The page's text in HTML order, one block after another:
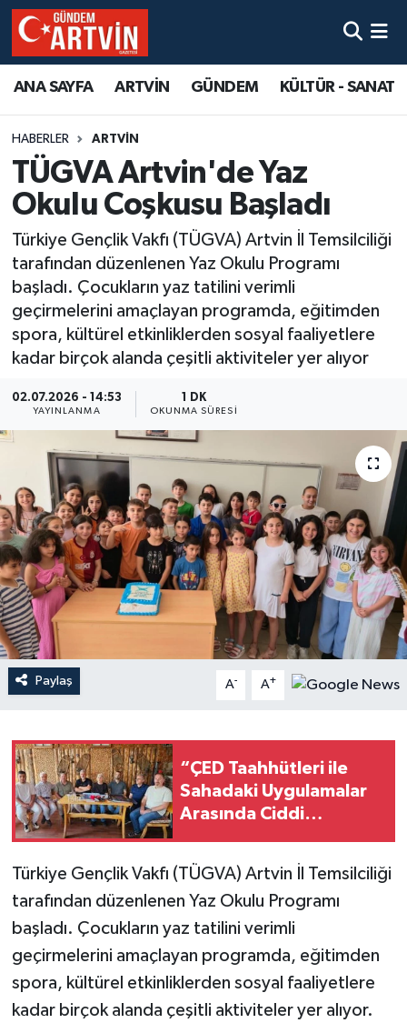
ANA SAYFA ARTVİN GÜNDEM KÜLTÜR - SANAT
HABERLER ARTVİN
TÜGVA Artvin'de Yaz
Okulu Coşkusu Başladı
Türkiye Gençlik Vakfı (TÜGVA) Artvin İl Temsilciliği
tarafından düzenlenen Yaz Okulu Programı
başladı. Çocukların yaz tatilini verimli
geçirmelerini amaçlayan programda, eğitimden
spora, kültürel etkinliklerden sosyal faaliyetlere
kadar birçok alanda çeşitli aktiviteler yer alıyor
02.07.2026 - 14:53
YAYINLANMA
1 DK
OKUNMA SÜRESI
Paylaş A- A+
“ÇED Taahhütleri ile
Sahadaki Uygulamalar
Arasında Ciddi
Türkiye Gençlik Vakfı (TÜGVA) Artvin İl Temsilciliği
tarafından düzenlenen Yaz Okulu Programı
başladı. Çocukların yaz tatilini verimli
geçirmelerini amaçlayan programda, eğitimden
spora, kültürel etkinliklerden sosyal faaliyetlere
kadar birçok alanda çeşitli aktiviteler yer alıyor.